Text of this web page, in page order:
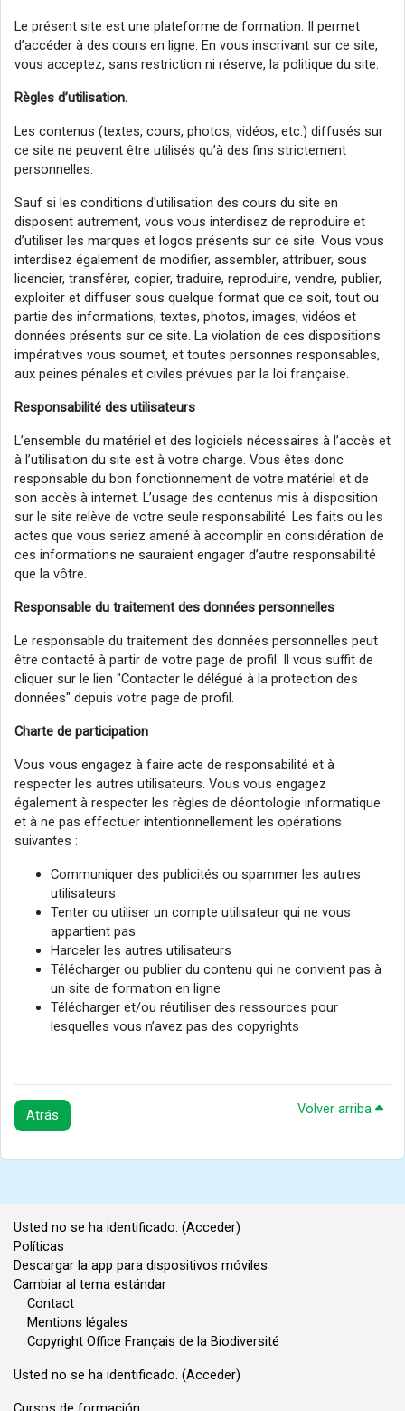
Le présent site est une plateforme de formation. Il permet
d’accéder à des cours en ligne. En vous inscrivant sur ce site,
vous acceptez, sans restriction ni réserve, la politique du site.
Règles d’utilisation.
Les contenus (textes, cours, photos, vidéos, etc.) diffusés sur
ce site ne peuvent être utilisés qu’à des fins strictement
personnelles.
Sauf si les conditions d'utilisation des cours du site en
disposent autrement, vous vous interdisez de reproduire et
d’utiliser les marques et logos présents sur ce site. Vous vous
interdisez également de modifier, assembler, attribuer, sous
licencier, transférer, copier, traduire, reproduire, vendre, publier,
exploiter et diffuser sous quelque format que ce soit, tout ou
partie des informations, textes, photos, images, vidéos et
données présents sur ce site. La violation de ces dispositions
impératives vous soumet, et toutes personnes responsables,
aux peines pénales et civiles prévues par la loi française.
Responsabilité des utilisateurs
L’ensemble du matériel et des logiciels nécessaires à l’accès et
à l’utilisation du site est à votre charge. Vous êtes donc
responsable du bon fonctionnement de votre matériel et de
son accès à internet. L’usage des contenus mis à disposition
sur le site relève de votre seule responsabilité. Les faits ou les
actes que vous seriez amené à accomplir en considération de
ces informations ne sauraient engager d’autre responsabilité
que la vôtre.
Responsable du traitement des données personnelles
Le responsable du traitement des données personnelles peut
être contacté à partir de votre page de profil. Il vous suffit de
cliquer sur le lien "Contacter le délégué à la protection des
données" depuis votre page de profil.
Charte de participation
Vous vous engagez à faire acte de responsabilité et à
respecter les autres utilisateurs. Vous vous engagez
également à respecter les règles de déontologie informatique
et à ne pas effectuer intentionnellement les opérations
suivantes :
Communiquer des publicités ou spammer les autres
utilisateurs
Tenter ou utiliser un compte utilisateur qui ne vous
appartient pas
Harceler les autres utilisateurs
Télécharger ou publier du contenu qui ne convient pas à
un site de formation en ligne
Télécharger et/ou réutiliser des ressources pour
lesquelles vous n’avez pas des copyrights
Atrás Volver arriba
Usted no se ha identificado. (Acceder)
Políticas
Descargar la app para dispositivos móviles
Cambiar al tema estándar
Contact
Mentions légales
Copyright Office Français de la Biodiversité
Usted no se ha identificado. (Acceder)